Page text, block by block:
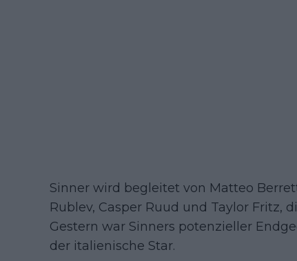
Sinner wird begleitet von Matteo
Rublev, Casper Ruud und Taylor Fritz,
Gestern war Sinners potenzieller
der italienische Star.